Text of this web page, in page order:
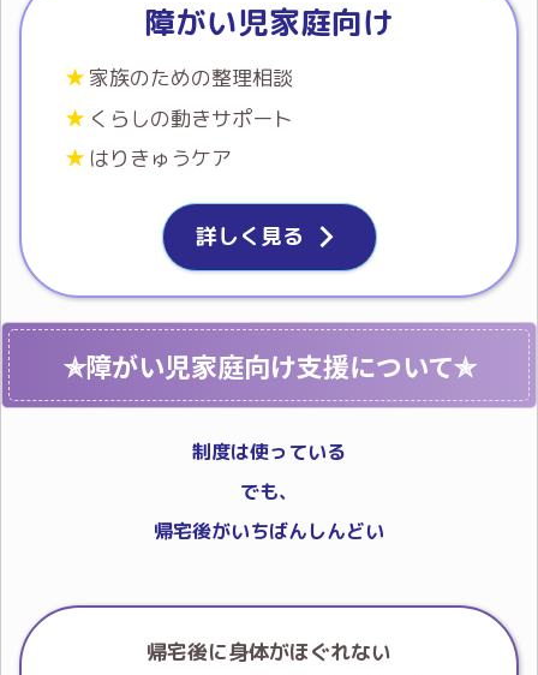
障がい児家庭向け
家族のための整理相談
くらしの動きサポート
はりきゅうケア
詳しく見る
✯障がい児家庭向け支援について✯
制度は使っている
でも、
帰宅後がいちばんしんどい
帰宅後に身体がほぐれない